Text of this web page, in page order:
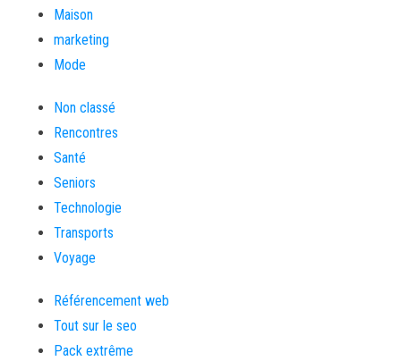
Maison
marketing
Mode
Non classé
Rencontres
Santé
Seniors
Technologie
Transports
Voyage
Référencement web
Tout sur le seo
Pack extrême